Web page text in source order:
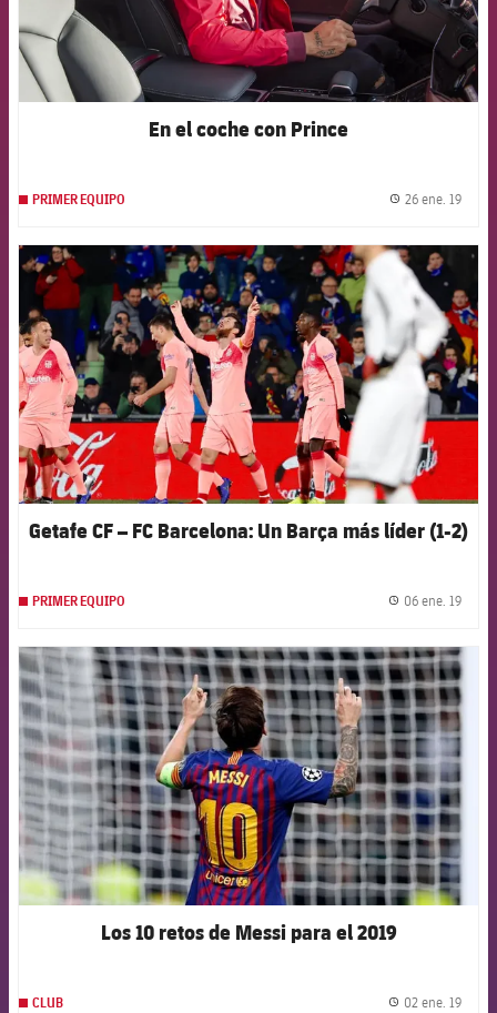
En el coche con Prince
PRIMER EQUIPO 26 ene. 19
FCB Barcelona badge
Getafe CF – FC Barcelona: Un Barça más líder (1-2)
PRIMER EQUIPO 06 ene. 19
FCB Barcelona badge
Los 10 retos de Messi para el 2019
CLUB 02 ene. 19